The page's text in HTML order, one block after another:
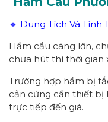
🔹 Dung Tích Và Tình
Hầm cầu càng lớn,
chưa hút thì thời gian
Trường hợp hầm bị
cản cứng cần thiết bị
trực tiếp đến giá.